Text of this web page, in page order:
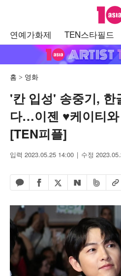
텐아시
연예가화제 TEN스타필드
홈 영화
'칸 입성' 송중기, 한
다…이젠 ♥케이티
[TEN피플]
입력 2023.05.25 14:00 수정
카카오톡 공유하기
페이스북 공유하기
엑스 공유하기
네이버 공유하
밴드 공